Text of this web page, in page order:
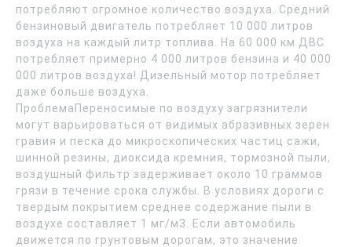
потребляют огромное количество воздуха. Средний
бензиновый двигатель потребляет 10 000 литров
воздуха на каждый литр топлива. На 60 000 км ДВС
потребляет примерно 4 000 литров бензина и 40 000
000 литров воздуха! Дизельный мотор потребляет
даже больше воздуха.
ПроблемаПереносимые по воздуху загрязнители
могут варьироваться от видимых абразивных зерен
гравия и песка до микроскопических частиц сажи,
шинной резины, диоксида кремния, тормозной пыли,
воздушный фильтр задерживает около 10 граммов
грязи в течение срока службы. В условиях дороги с
твердым покрытием среднее содержание пыли в
воздухе составляет 1 мг/м3. Если автомобиль
движется по грунтовым дорогам, это значение